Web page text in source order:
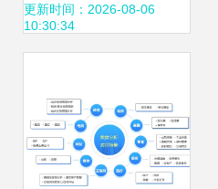
字化标杆项目，彰
更新时间：2026-08-06
10:30:34